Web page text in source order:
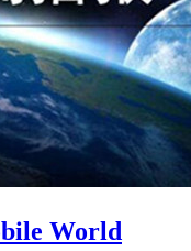
World